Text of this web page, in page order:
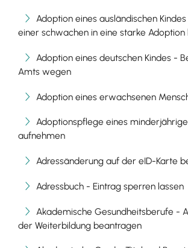
Adoption eines ausländischen
einer schwachen in eine starke
Adoption eines deutschen Kindes -
Amts wegen
Adoption eines erwachsenen
Adoptionspflege eines
aufnehmen
Adressänderung auf der eID-Karte
Adressbuch - Eintrag sperren lassen
Akademische Gesundheitsberufe -
der Weiterbildung beantragen